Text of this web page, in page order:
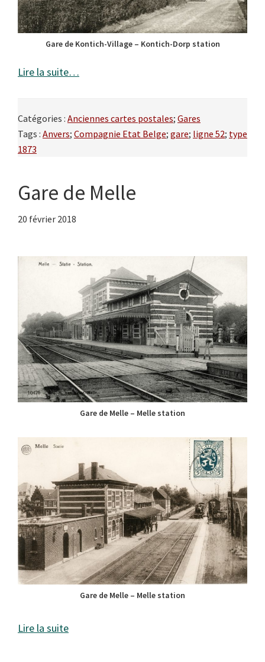
Gare de Kontich-Village – Kontich-Dorp station
Lire la suite…
Catégories : Anciennes cartes postales; Gares
Tags : Anvers; Compagnie Etat Belge; gare; ligne 52; type
1873
Gare de Melle
20 février 2018
Gare de Melle – Melle station
Gare de Melle – Melle station
Lire la suite